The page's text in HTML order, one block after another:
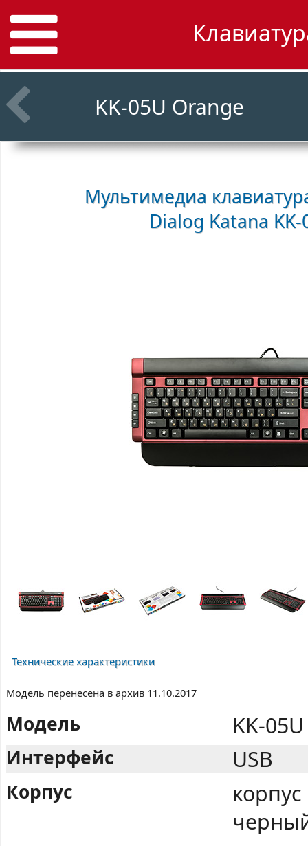
KK-05U Orange
Мультимедиа
Dialog Katana KK-
Технические характеристики
Модель перенесена в архив 11.10.2017
Модель KK-
Интерфейс USB
Корпус